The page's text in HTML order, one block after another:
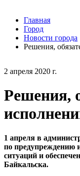
2 апреля 2020 г.
Решения,
1 апреля в
по предупреждению
ситуаций и
Байкальска.
Главная
Город
Новости города
Решения,